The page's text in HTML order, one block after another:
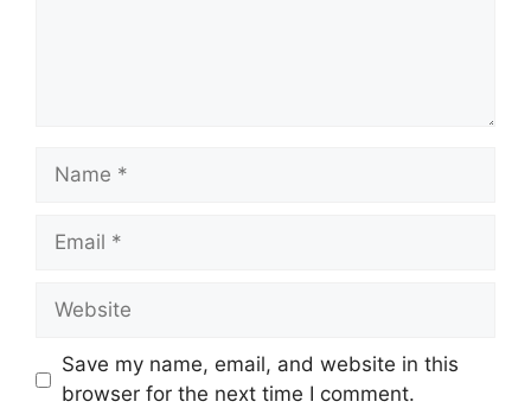
Name
Email
Website
Save my name, email, and website in this
browser for the next time I comment.